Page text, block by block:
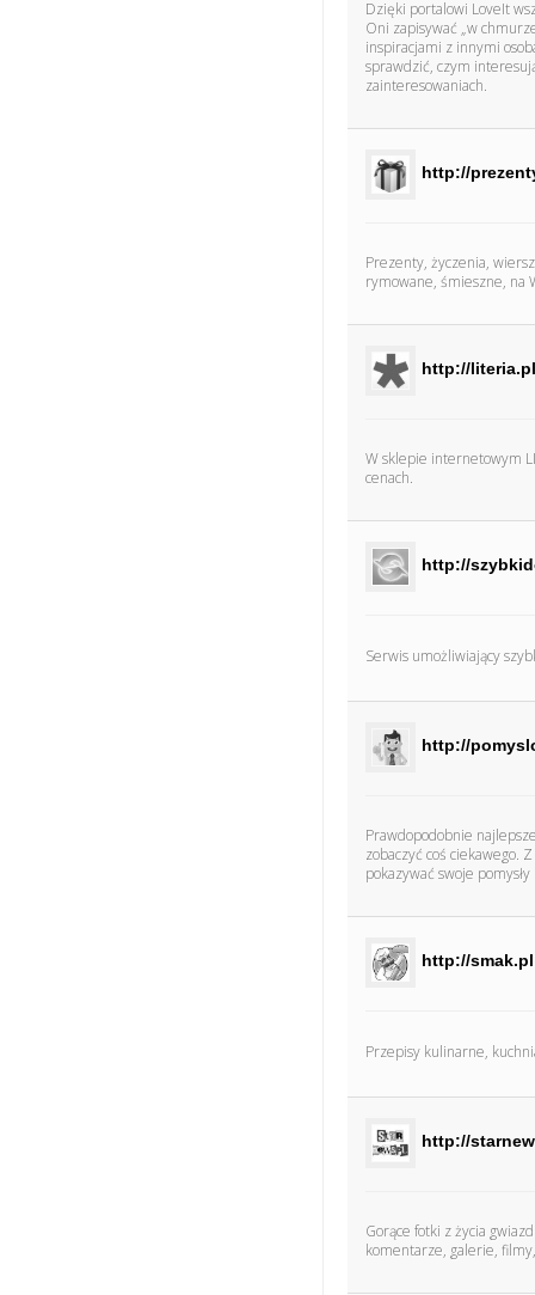
Dzięki portalowi LoveIt
Oni zapisywać „w
inspiracjami z innymi
sprawdzić, czym
zainteresowaniach.
http://
Prezenty, życzenia,
rymowane, śmieszne, na
http://literia.pl
W sklepie internetowym
cenach.
http://
Serwis umożliwiający
http://
Prawdopodobnie
zobaczyć coś ciekawego.
pokazywać swoje
http://smak.pl
Przepisy kulinarne,
http://
Gorące fotki z życia
komentarze, galerie,